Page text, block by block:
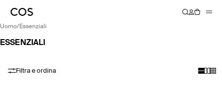
uomo/ essenziali
ESSENZIALI
Filtra e ordina